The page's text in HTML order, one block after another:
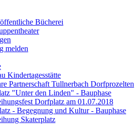
Bücherei
melden
Kindertagesstätte
Partnerschaft Tullnerbach Dorfprozelten
"Unter den Linden" - Bauphase
Dorfplatz am 01.07.2018
- Begegnung und Kultur - Bauphase
Skaterplatz